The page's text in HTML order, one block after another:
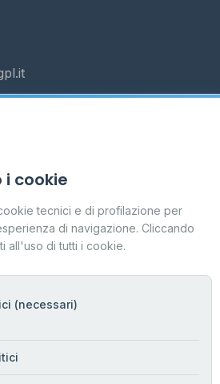
P.IVA 03859300364
quotidiano
i cookie
tecnici e di profilazione per
di navigazione. Cliccando
all'uso di tutti i cookie.
(necessari)